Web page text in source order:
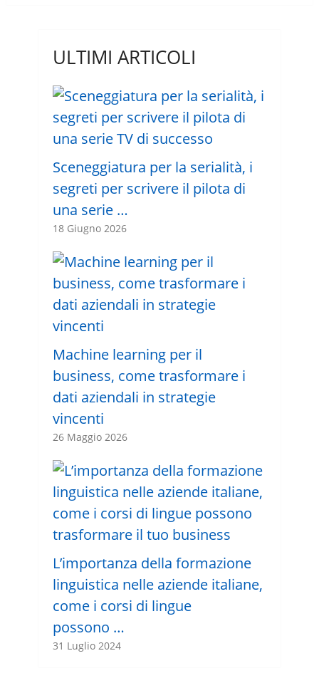
ULTIMI ARTICOLI
Sceneggiatura per la serialità, i
segreti per scrivere il pilota di
una serie …
18 Giugno 2026
Machine learning per il
business, come trasformare i
dati aziendali in strategie
vincenti
26 Maggio 2026
L’importanza della formazione
linguistica nelle aziende italiane,
come i corsi di lingue
possono …
31 Luglio 2024